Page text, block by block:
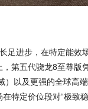
足进步，在特定能效
第五代骁龙8至尊版
）以及更强的全球高
特定价位段对“极致